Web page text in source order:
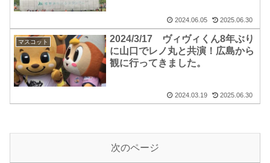
2024.06.05 2025.06.30
マスコット
2024/3/17 ヴィヴィくん8年ぶり
に山口でレノ丸と共演！広島から
観に行ってきました。
2024.03.19 2025.06.30
次のページ